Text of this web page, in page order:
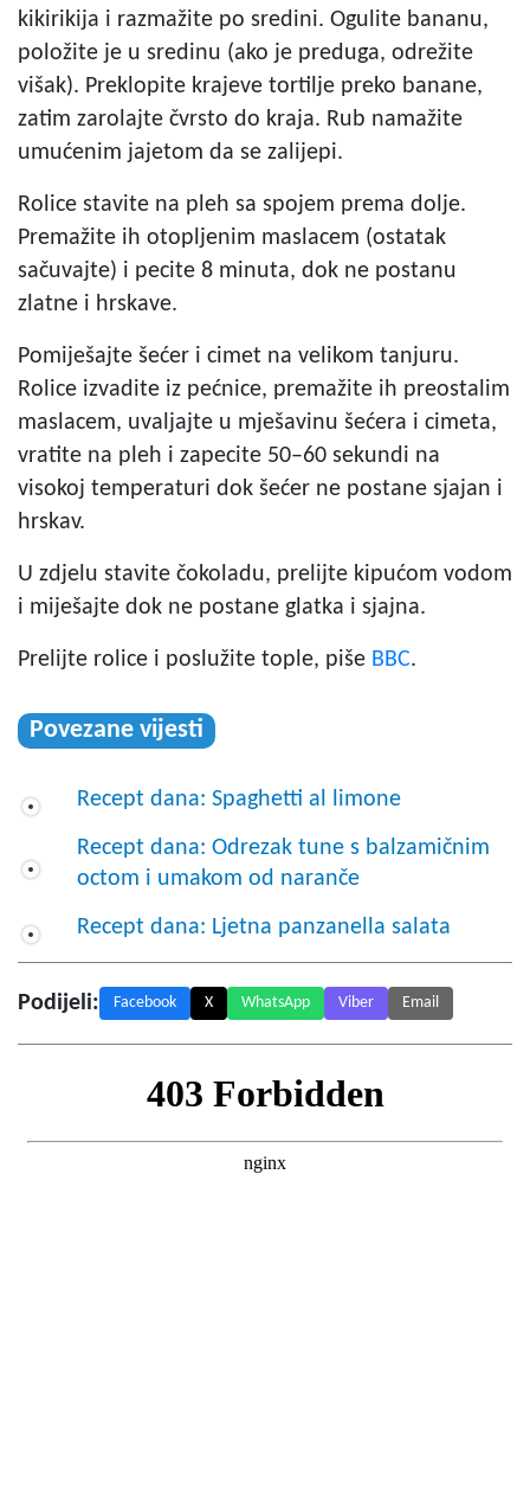
kikirikija i razmažite po sredini. Ogulite bananu,
položite je u sredinu (ako je preduga, odrežite
višak). Preklopite krajeve tortilje preko banane,
zatim zarolajte čvrsto do kraja. Rub namažite
umućenim jajetom da se zalijepi.
Rolice stavite na pleh sa spojem prema dolje.
Premažite ih otopljenim maslacem (ostatak
sačuvajte) i pecite 8 minuta, dok ne postanu
zlatne i hrskave.
Pomiješajte šećer i cimet na velikom tanjuru.
Rolice izvadite iz pećnice, premažite ih preostalim
maslacem, uvaljajte u mješavinu šećera i cimeta,
vratite na pleh i zapecite 50–60 sekundi na
visokoj temperaturi dok šećer ne postane sjajan i
hrskav.
U zdjelu stavite čokoladu, prelijte kipućom vodom
i miješajte dok ne postane glatka i sjajna.
Prelijte rolice i poslužite tople, piše BBC.
Povezane vijesti
Recept dana: Spaghetti al limone
Recept dana: Odrezak tune s balzamičnim
octom i umakom od naranče
Recept dana: Ljetna panzanella salata
Podijeli: Facebook X WhatsApp Viber Email